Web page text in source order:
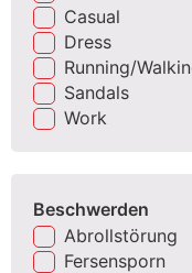
Casual
Dress
Running/
Sandals
Work
Beschwerden
Abrollstörung
Fersensporn